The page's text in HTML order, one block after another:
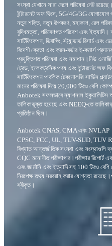
সংস্থা যেখানে সারা দেশে পরিষেবা নেট
ইন্টারনেট অফ থিংস, 5G/4G/3G যোগাযোগ
নতুন শক্তি, নতুন উপকরণ, মহাকাশ, রেল
বুদ্ধিমত্তা, পরিবেশগত পরিবেশ এবং ইত্যাদি।
সার্টিফিকেশন, ডিবাগিং, স্ট্যান্ডার্ড রিসার্চ এবং
বিদেশী ক্রেতা এবং ক্রস-বর্ডার ই-কমার্স
প্রযুক্তিগত পরিষেবা এবং সমাধান।নিউ
ট্রেড, ইলেকট্রনিক পণ্য এবং ইন্টারনেট অফ
সার্টিফিকেশন পাবলিক টেকনোলজি সার্ভিস
মানের পরিষেবা দিয়ে 20,000 টিরও বেশি
Anbotek সফলভাবে ন্যাশনাল ইকুয়ালিটিস
তালিকাভুক্ত হয়েছে এবং NEEQ-তে
প্রতিষ্ঠান ছিল।
Anbotek CNAS, CMA এবং NVLAP
CPSC, FCC, UL, TUV-SUD, TUV
বিখ্যাত আন্তর্জাতিক সংস্থা এবং
CQC মনোনীত পরীক্ষাগার।পরীক্ষার রিপোর্ট
এবং জার্মানি এবং ইত্যাদি সহ 100 টিরও
নিরপেক্ষ তথ্য সরবরাহ করার যোগ্যতা
স্বীকৃত।